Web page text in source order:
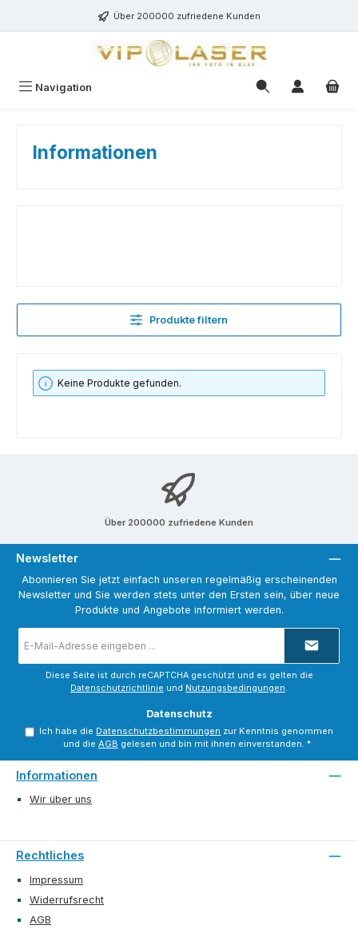
Zum Hauptinhalt springenÜber 200000 zufriedene Kunden
Navigation
Informationen
Produkte filtern
Keine Produkte gefunden.
Über 200000 zufriedene Kunden
Newsletter
Abonnieren Sie jetzt einfach unseren regelmäßig erscheinenden
Newsletter und Sie werden stets unter den Ersten sein, über neue
Produkte und Angebote informiert werden.
Mail-
Adresse
Diese Seite ist durch reCAPTCHA geschützt und es gelten die
Datenschutzrichtlinie und Nutzungsbedingungen.
Datenschutz
Ich habe die Datenschutzbestimmungen zur Kenntnis genommen
und die AGB gelesen und bin mit ihnen einverstanden. *
Informationen
Wir über uns
Rechtliches
Impressum
Widerrufsrecht
AGB